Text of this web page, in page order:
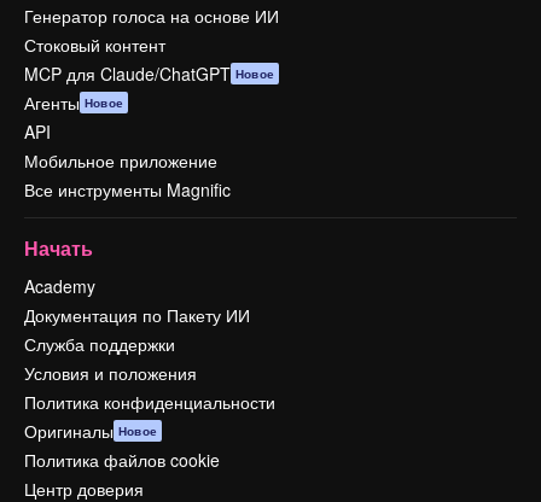
Генератор голоса на основе ИИ
Стоковый контент
MCP для Claude/ChatGPT Новое
Агенты Новое
API
Мобильное приложение
Все инструменты Magnific
Начать
Academy
Документация по Пакету ИИ
Служба поддержки
Условия и положения
Политика конфиденциальности
Оригиналы Новое
Политика файлов cookie
Центр доверия